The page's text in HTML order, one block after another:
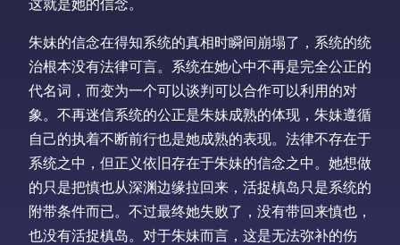
朱妹的信念在得知系统的真相时瞬间崩塌了，系统的统
治根本没有法律可言。系统在她心中不再是完全公正的
代名词，而变为一个可以谈判可以合作可以利用的对
象。不再迷信系统的公正是朱妹成熟的体现，朱妹遵循
自己的执着不断前行也是她成熟的表现。法律不存在于
系统之中，但正义依旧存在于朱妹的信念之中。她想做
的只是把慎也从深渊边缘拉回来，活捉槙岛只是系统的
附带条件而已。不过最终她失败了，没有带回来慎也，
也没有活捉槙岛。对于朱妹而言，这是无法弥补的伤